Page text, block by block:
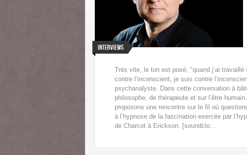
Interviews
Très vite, le ton est posé, "quand j’ai
contre l’inconscient, je suis contre
psychanalyste. Dans cette conversation à
philosophe, de thérapeute et sur l’être
proposons une rencontre sur le fil où
à l’hypnose de la fascination exercée par
de Charcot à Erickson. [soundclo...